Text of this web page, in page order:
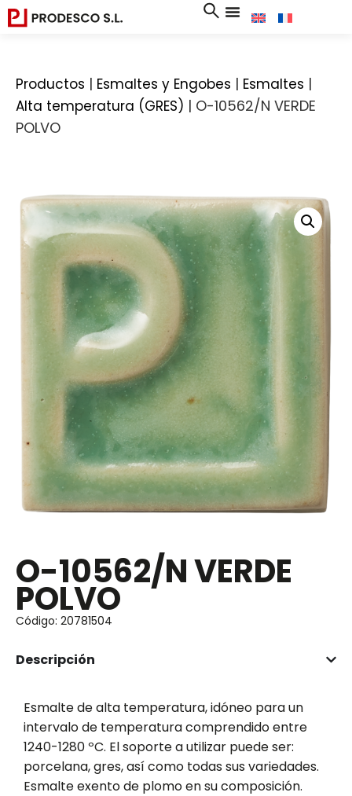
Productos | Esmaltes y Engobes | Esmaltes |
Alta temperatura (GRES) | O-10562/N VERDE
POLVO
O-10562/N VERDE
POLVO
Código: 20781504
Descripción
Esmalte de alta temperatura, idóneo para un
intervalo de temperatura comprendido entre
1240-1280 ºC. El soporte a utilizar puede ser:
porcelana, gres, así como todas sus variedades.
Esmalte exento de plomo en su composición.